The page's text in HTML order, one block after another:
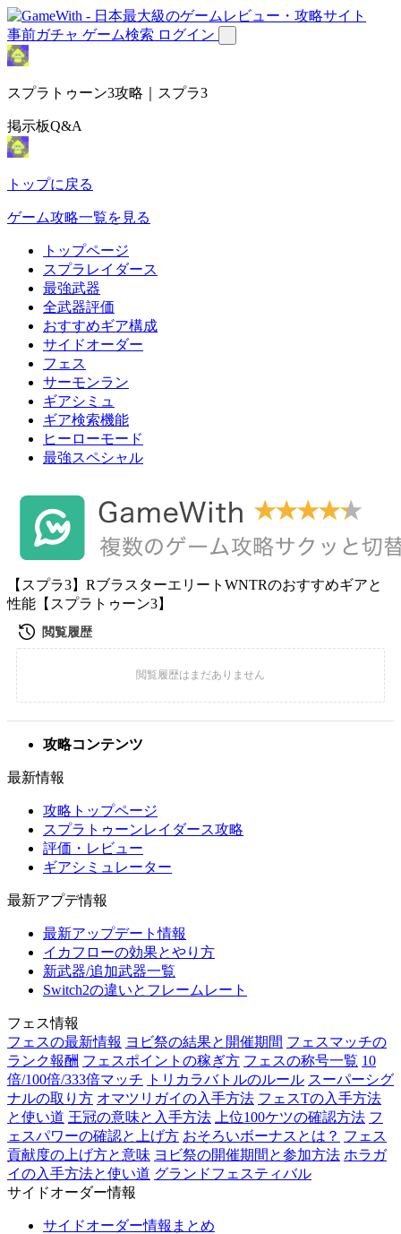
事前ガチャ ゲーム検索 ログイン
スプラトゥーン3攻略｜スプラ3
掲示板Q&A
トップに戻る
ゲーム攻略一覧を見る
トップページ
スプラレイダース
最強武器
全武器評価
おすすめギア構成
サイドオーダー
フェス
サーモンラン
ギアシミュ
ギア検索機能
ヒーローモード
最強スペシャル
【スプラ3】RブラスターエリートWNTRのおすすめギアと
性能【スプラトゥーン3】
攻略コンテンツ
最新情報
攻略トップページ
スプラトゥーンレイダース攻略
評価・レビュー
ギアシミュレーター
最新アプデ情報
最新アップデート情報
イカフローの効果とやり方
新武器/追加武器一覧
Switch2の違いとフレームレート
フェス情報
フェスの最新情報 ヨビ祭の結果と開催期間 フェスマッチの
ランク報酬 フェスポイントの稼ぎ方 フェスの称号一覧 10
倍/100倍/333倍マッチ
トリカラバトルのルール スーパーシグ
ナルの取り方 オマツリガイの入手方法 フェスTの入手方法
と使い道 王冠の意味と入手方法 上位100ケツの確認方法 フ
ェスパワーの確認と上げ方 おそろいボーナスとは？ フェス
貢献度の上げ方と意味 ヨビ祭の開催期間と参加方法 ホラガ
イの入手方法と使い道 グランドフェスティバル
サイドオーダー情報
サイドオーダー情報まとめ